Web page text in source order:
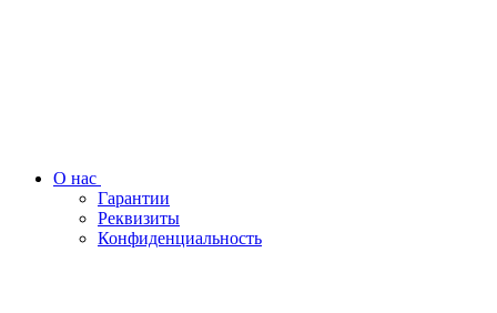
О нас
Гарантии
Реквизиты
Конфиденциальность